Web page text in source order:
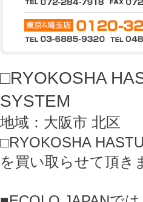
□RYOKOSHA
SYSTEM
地域：大阪市 北区
□RYOKOSHA
を買い取らせて頂き